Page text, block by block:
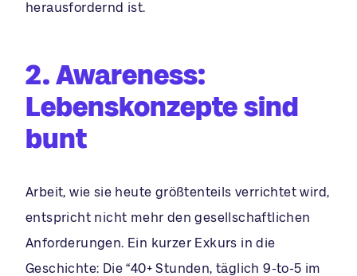
herausfordernd ist.
2. Awareness:
Lebenskonzepte sind
bunt
Arbeit, wie sie heute größtenteils verrichtet wird,
entspricht nicht mehr den gesellschaftlichen
Anforderungen. Ein kurzer Exkurs in die
Geschichte: Die “40+ Stunden, täglich 9-to-5 im